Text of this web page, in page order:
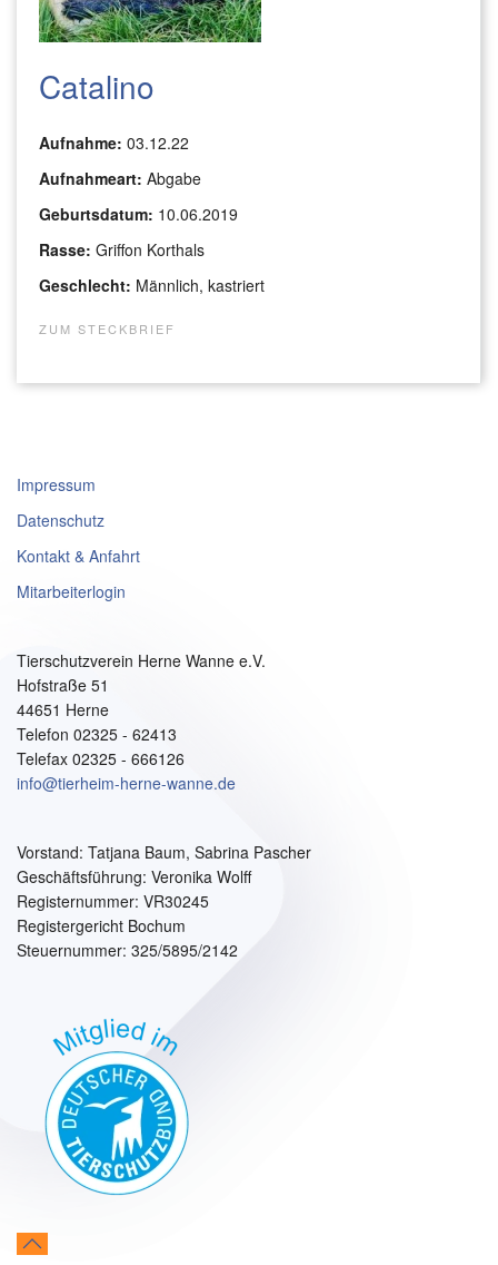
Catalino
Aufnahme: 03.12.22
Aufnahmeart: Abgabe
Geburtsdatum: 10.06.2019
Rasse: Griffon Korthals
Geschlecht: Männlich, kastriert
ZUM STECKBRIEF
Impressum
Datenschutz
Kontakt & Anfahrt
Mitarbeiterlogin
Tierschutzverein Herne Wanne e.V.
Hofstraße 51
44651 Herne
Telefon 02325 - 62413
Telefax 02325 - 666126
info@tierheim-herne-wanne.de
Vorstand: Tatjana Baum, Sabrina Pascher
Geschäftsführung: Veronika Wolff
Registernummer: VR30245
Registergericht Bochum
Steuernummer: 325/5895/2142